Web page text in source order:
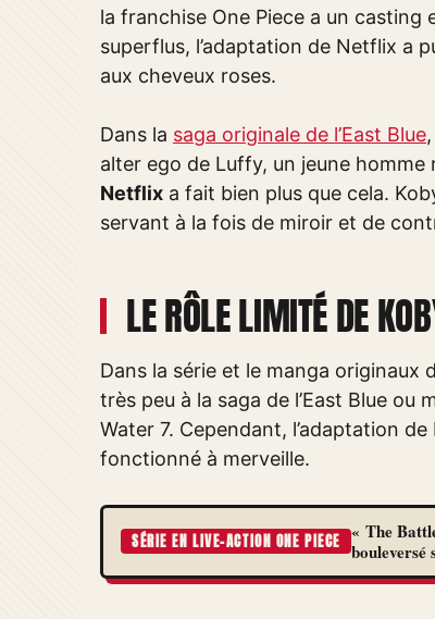
la franchise One Piece a un
superflus, l’adaptation de Netflix a
aux cheveux roses.
Dans la saga originale de l’East Blue
alter ego de Luffy, un jeune homme
Netflix a fait bien plus que cela.
servant à la fois de miroir et de
LE RÔLE LIMITÉ DE
Dans la série et le manga originaux
très peu à la saga de l’East Blue ou
Water 7. Cependant, l’adaptation
fonctionné à merveille.
SÉRIE EN LIVE-ACTION ONE PIECE « The
bouleversé